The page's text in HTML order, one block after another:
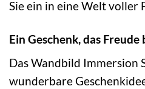
Sie ein in eine Welt voller
Ein Geschenk, das
Das Wandbild Immersion
wunderbare